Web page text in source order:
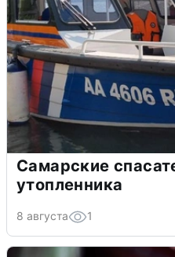
Самарские
утопленника
8 августа 1